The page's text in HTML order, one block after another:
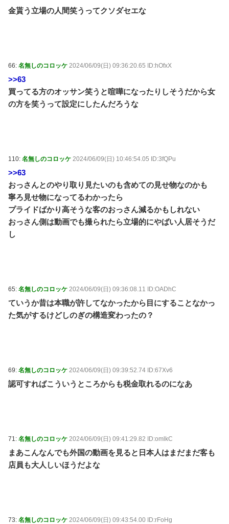
金貰う立場の人間笑うってクソダセエな
66: 名無しのコロッケ 2024/06/09(日) 09:36:20.65 ID:hOfxX
>>63
買ってる方のオッサン笑うと喧嘩になったりしそうだから女
の方を笑うって設定にしたんだろうな
110: 名無しのコロッケ 2024/06/09(日) 10:46:54.05 ID:3fQPu
>>63
おっさんとのやり取り見たいのも含めての見せ物なのかも
寧ろ見せ物になってるわかったら
プライドばかり高そうな客のおっさん減るかもしれない
おっさん側は動画でも撮られたら立場的にやばい人居そうだ
し
65: 名無しのコロッケ 2024/06/09(日) 09:36:08.11 ID:OADhC
ていうか昔は本職が許してなかったから目にすることなかっ
た気がするけどしのぎの構造変わったの？
69: 名無しのコロッケ 2024/06/09(日) 09:39:52.74 ID:67Xv6
認可すればこういうところからも税金取れるのになあ
71: 名無しのコロッケ 2024/06/09(日) 09:41:29.82 ID:omlkC
まあこんなんでも外国の動画を見ると日本人はまだまだ客も
店員も大人しいほうだよな
73: 名無しのコロッケ 2024/06/09(日) 09:43:54.00 ID:rFoHg